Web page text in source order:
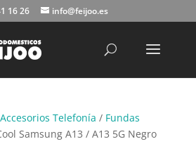
16 26 info@feijoo.es
Accesorios Telefonía / Fundas
Samsung A13 / A13 5G Negro